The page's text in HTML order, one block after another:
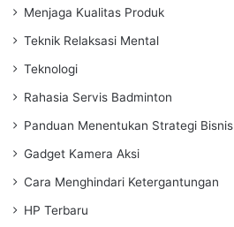
Menjaga Kualitas Produk
Teknik Relaksasi Mental
Teknologi
Rahasia Servis Badminton
Panduan Menentukan Strategi Bisnis
Gadget Kamera Aksi
Cara Menghindari Ketergantungan
HP Terbaru